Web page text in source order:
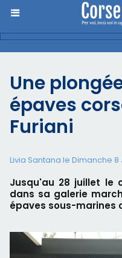
Une
épaves
Furiani
Livia Santana le Dimanche 8
Jusqu'au 28 juillet le
dans sa galerie
épaves sous-marines